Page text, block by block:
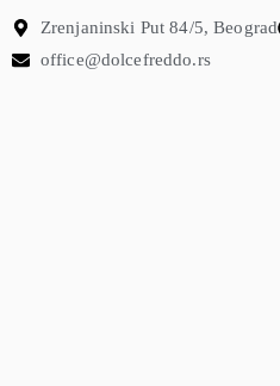
Zrenjaninski Put 84/5, Beograd
office@dolcefreddo.rs